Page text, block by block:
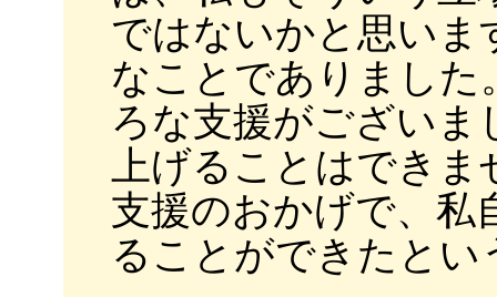
ではないかと思い
なことでありました
ろな支援がございま
上げることはでき
支援のおかげで、私
ることができたと